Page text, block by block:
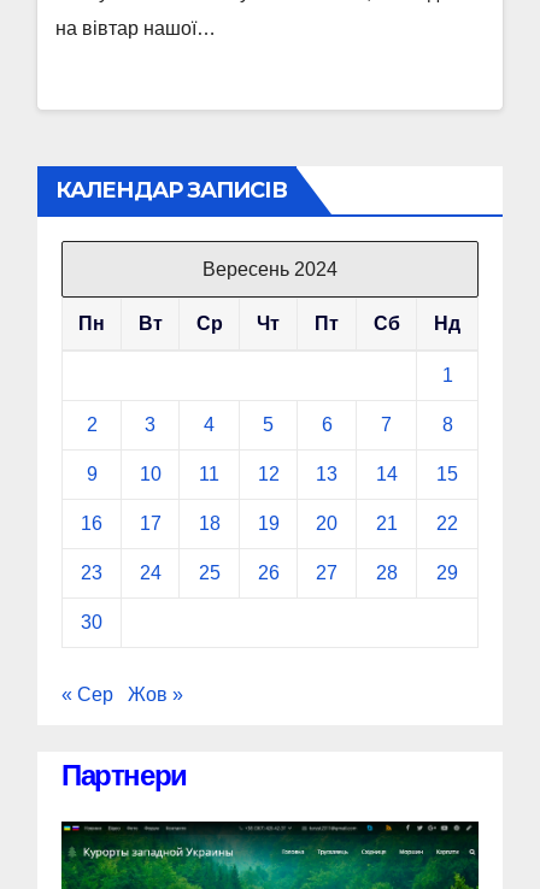
на вівтар нашої…
КАЛЕНДАР ЗАПИСІВ
Вересень 2024
Пн Вт Ср Чт Пт Сб Нд
1
2 3 4 5 6 7 8
9 10 11 12 13 14 15
16 17 18 19 20 21 22
23 24 25 26 27 28 29
30
« Сер Жов »
Партнери